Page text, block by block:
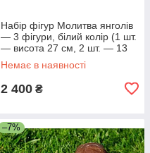
Набір фігур Молитва янголів
— 3 фігури, білий колір (1 шт.
— висота 27 см, 2 шт. — 13
см), полістоун
Немає в наявності
2 400 ₴
–7%